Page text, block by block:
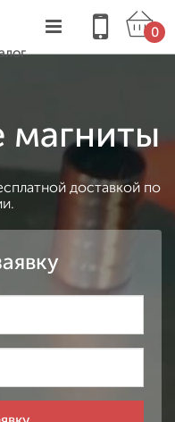
0
магниты
доставкой по